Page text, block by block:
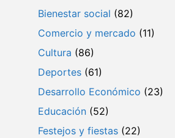
Bienestar social (82)
Comercio y mercado (11)
Cultura (86)
Deportes (61)
Desarrollo Económico (23)
Educación (52)
Festejos y fiestas (22)